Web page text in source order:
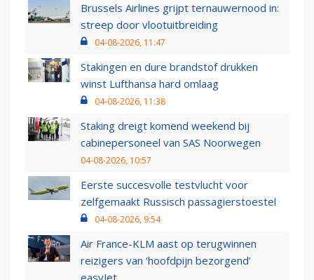
Brussels Airlines grijpt ternauwernood in:
streep door vlootuitbreiding
04-08-2026, 11:47
Stakingen en dure brandstof drukken
winst Lufthansa hard omlaag
04-08-2026, 11:38
Staking dreigt komend weekend bij
cabinepersoneel van SAS Noorwegen
04-08-2026, 10:57
Eerste succesvolle testvlucht voor
zelfgemaakt Russisch passagierstoestel
04-08-2026, 9:54
Air France-KLM aast op terugwinnen
reizigers van ‘hoofdpijn bezorgend’